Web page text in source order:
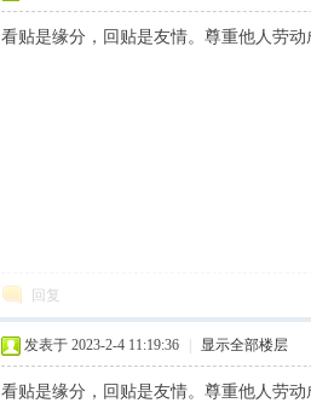
看贴是缘分，回贴是友情。尊重他人劳
回复
发表于 2023-2-4 11:19:36 显示全部楼层
看贴是缘分，回贴是友情。尊重他人劳